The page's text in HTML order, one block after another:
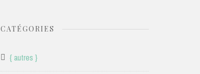
CATÉGORIES
{ autres }